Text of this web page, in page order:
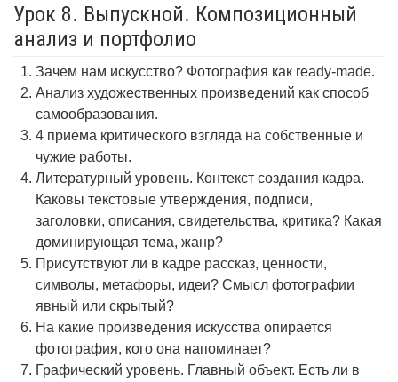
Урок 8. Выпускной. Композиционный
анализ и портфолио
Зачем нам искусство? Фотография как ready-made.
Анализ художественных произведений как способ
самообразования.
4 приема критического взгляда на собственные и
чужие работы.
Литературный уровень. Контекст создания кадра.
Каковы текстовые утверждения, подписи,
заголовки, описания, свидетельства, критика? Какая
доминирующая тема, жанр?
Присутствуют ли в кадре рассказ, ценности,
символы, метафоры, идеи? Смысл фотографии
явный или скрытый?
На какие произведения искусства опирается
фотография, кого она напоминает?
Графический уровень. Главный объект. Есть ли в